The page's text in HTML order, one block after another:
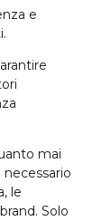
e
mai
le
Solo